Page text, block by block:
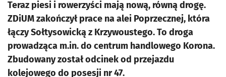
Teraz piesi i rowerzyści mają nową, równą drogę.
ZDiUM zakończył prace na alei Poprzecznej, która
łączy Sołtysowicką z Krzywoustego. To droga
prowadząca m.in. do centrum handlowego Korona.
Zbudowany został odcinek od przejazdu
kolejowego do posesji nr 47.